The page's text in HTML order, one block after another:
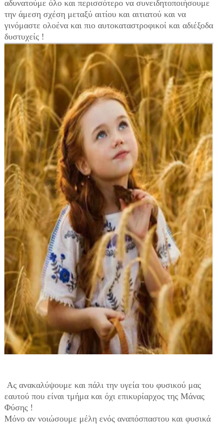
αδυνατούμε όλο και περισσότερο να συνειδητοποιήσουμε
την άμεση σχέση μεταξύ αιτίου και αιτιατού και να
γινόμαστε ολοένα και πιο αυτοκαταστροφικοί και αδιέξοδα
δυστυχείς !
Ας ανακαλύψουμε και πάλι την υγεία του φυσικού μας
εαυτού που είναι τμήμα και όχι επικυρίαρχος της Μάνας
Φύσης !
Μόνο αν νοιώσουμε μέλη ενός αναπόσπαστου και φυσικά